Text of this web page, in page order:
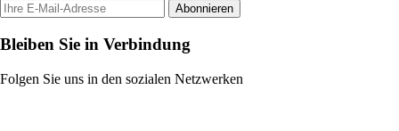
Abonnieren
Bleiben Sie in Verbindung
Folgen Sie uns in den sozialen Netzwerken